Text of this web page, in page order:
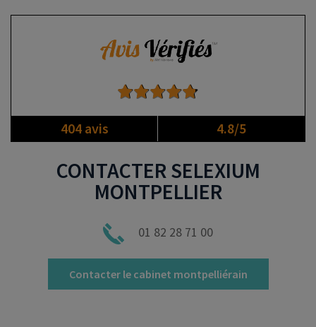
404 avis 4.8/5
CONTACTER SELEXIUM
MONTPELLIER
01 82 28 71 00
Contacter le cabinet montpelliérain